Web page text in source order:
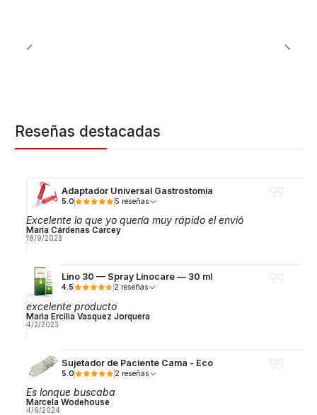
Reseñas destacadas
Adaptador Universal Gastrostomía
5.0 5 reseñas
Excelente lo que yo quería muy rápido el envió
María Cárdenas Carcey
18/9/2023
Lino 30 — Spray Linocare — 30 ml
4.5 2 reseñas
excelente producto
Maria Ercilia Vasquez Jorquera
4/2/2023
Sujetador de Paciente Cama - Eco
5.0 2 reseñas
Es lonque buscaba
Marcela Wodehouse
4/6/2024